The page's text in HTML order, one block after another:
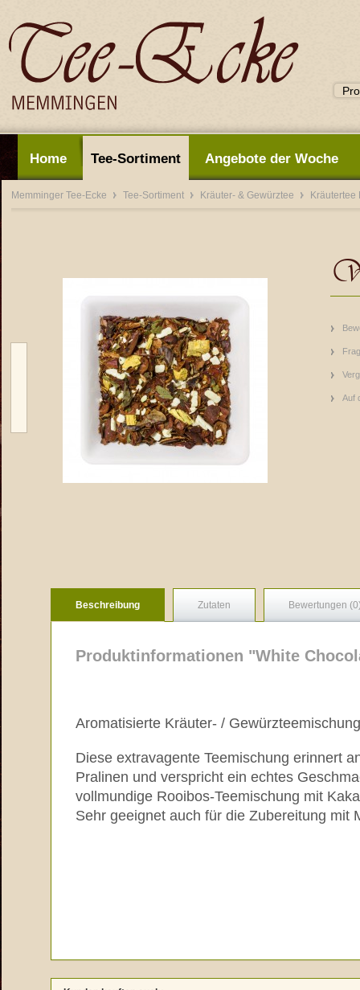
Home Tee-Sortiment Angebote der Woche
Memminger Tee-Ecke Tee-Sortiment Kräuter- & Gewürztee
Auf
Beschreibung Zutaten Bewertungen
Produktinformationen "White
Aromatisierte Kräuter- / Gewürzteemischung
Diese extravagente Teemischung erinnert
Pralinen und verspricht ein echtes
vollmundige Rooibos-Teemischung mit
Sehr geeignet auch für die Zubereitung mit